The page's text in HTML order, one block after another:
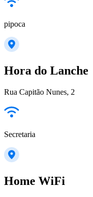
pipoca
Hora do Lanche
Rua Capitão Nunes, 2
Secretaria
Home WiFi